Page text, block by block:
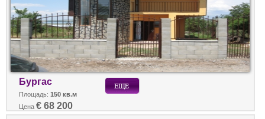
Бургас
Площадь: 150 кв.м
Цена € 68 200